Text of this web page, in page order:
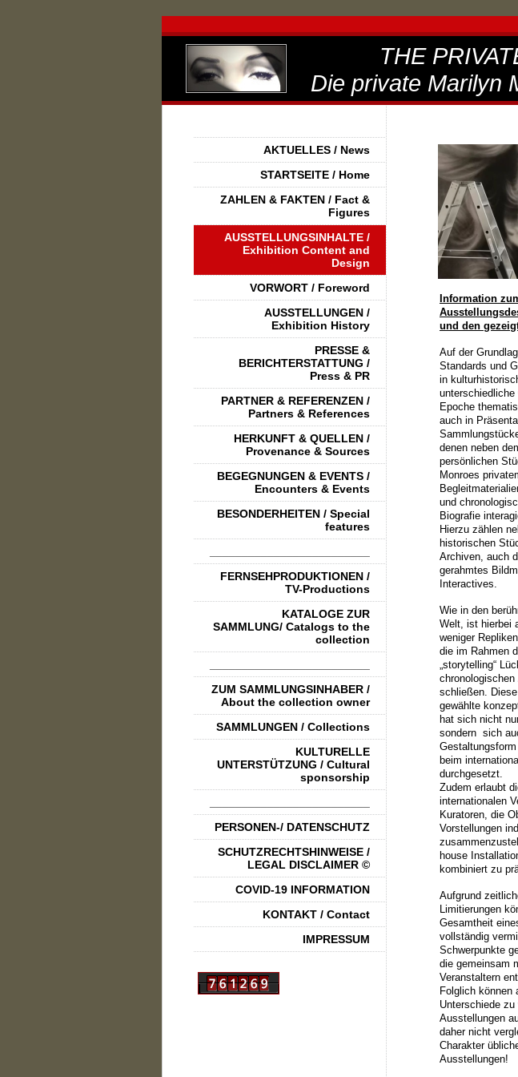
THE
Die private Marilyn
Information
und den
Auf der
Standards und
in
Epoche
auch in
denen neben
persönlichen
Monroes
und
Biografie
Hierzu zählen
historischen
Archiven, auch
gerahmtes
Interactives.
Wie in den
Welt, ist hierbei
weniger
die im Rahmen
„storytelling“
chronologischen
schließen.
gewählte
hat sich nicht
sondern sich
Gestaltungsform
beim
durchgesetzt.
Zudem erlaubt
internationalen
Kuratoren, die
Vorstellungen
house
kombiniert zu
Aufgrund
Limitierungen
Gesamtheit
vollständig
Schwerpunkte
die gemeinsam
Veranstaltern
Folglich können
Unterschiede zu
Ausstellungen
dahernicht
Charakter
Ausstellungen!
AKTUELLES / News
STARTSEITE / Home
ZAHLEN & FAKTEN / Fact &
Figures
AUSSTELLUNGSINHALTE /
Exhibition Content and
Design
VORWORT / Foreword
AUSSTELLUNGEN /
Exhibition History
PRESSE &
BERICHTERSTATTUNG /
Press & PR
PARTNER & REFERENZEN /
Partners & References
HERKUNFT & QUELLEN /
Provenance & Sources
BEGEGNUNGEN & EVENTS /
Encounters & Events
BESONDERHEITEN / Special
features
FERNSEHPRODUKTIONEN /
TV-Productions
KATALOGE ZUR
SAMMLUNG/ Catalogs to the
collection
ZUM SAMMLUNGSINHABER /
About the collection owner
SAMMLUNGEN / Collections
KULTURELLE
UNTERSTÜTZUNG / Cultural
sponsorship
PERSONEN-/ DATENSCHUTZ
SCHUTZRECHTSHINWEISE /
LEGAL DISCLAIMER ©
COVID-19 INFORMATION
KONTAKT / Contact
IMPRESSUM